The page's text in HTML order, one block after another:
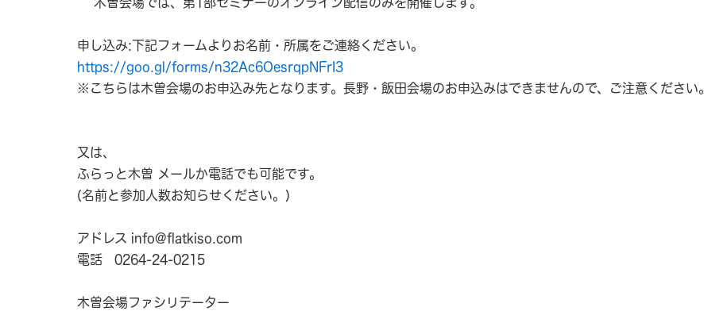
申し込み:下記フォームよりお名前・所属をご連絡ください。
https://goo.gl/forms/n32Ac6OesrqpNFrI3
※こちらは木曽会場のお申込み先となります。長野・飯田会場のお申込みはできませんので、ご注意ください。
又は、
ふらっと木曽 メールか電話でも可能です。
(名前と参加人数お知らせください。)
アドレス info@flatkiso.com
電話 0264-24-0215
木曽会場ファシリテーター